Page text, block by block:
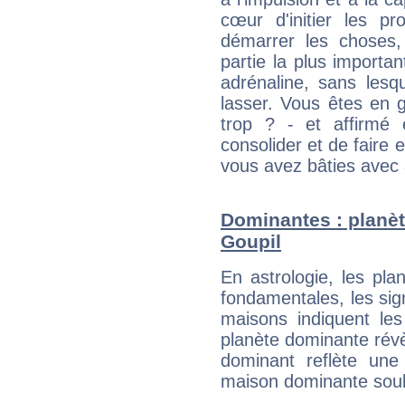
cœur d'initier les
démarrer les
partie la plus
adrénaline, sans
lasser. Vous êtes en
trop ? - et affirmé
consolider et de faire
vous avez bâties avec
Dominantes :
Goupil
En astrologie, les
fondamentales, les
maisons indiquent
planète dominante
dominant reflète
maison dominante